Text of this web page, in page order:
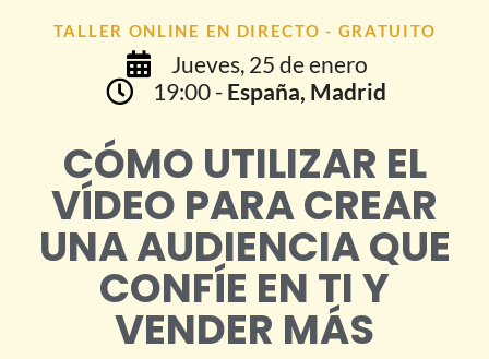
TALLER ONLINE EN DIRECTO - GRATUITO
Jueves, 25 de enero
19:00 - España, Madrid
CÓMO UTILIZAR EL
VÍDEO PARA CREAR
UNA AUDIENCIA QUE
CONFÍE EN TI Y
VENDER MÁS